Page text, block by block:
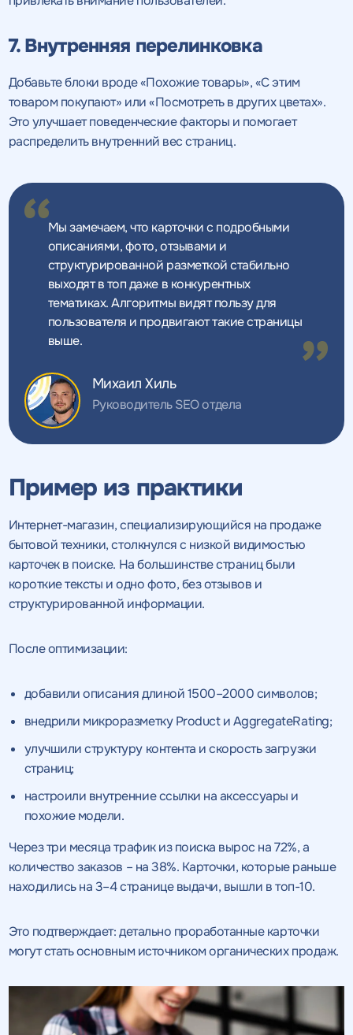
7. Внутренняя перелинковка
Добавьте блоки вроде «Похожие товары», «С этим
товаром покупают» или «Посмотреть в других цветах».
Это улучшает поведенческие факторы и помогает
распределить внутренний вес страниц.
Мы замечаем, что карточки с подробными
описаниями, фото, отзывами и
структурированной разметкой стабильно
выходят в топ даже в конкурентных
тематиках. Алгоритмы видят пользу для
пользователя и продвигают такие страницы
выше.
Михаил Хиль
Руководитель SEO отдела
Пример из практики
Интернет-магазин, специализирующийся на продаже
бытовой техники, столкнулся с низкой видимостью
карточек в поиске. На большинстве страниц были
короткие тексты и одно фото, без отзывов и
структурированной информации.
После оптимизации:
добавили описания длиной 1500–2000 символов;
внедрили микроразметку Product и AggregateRating;
улучшили структуру контента и скорость загрузки
страниц;
настроили внутренние ссылки на аксессуары и
похожие модели.
Через три месяца трафик из поиска вырос на 72%, а
количество заказов – на 38%. Карточки, которые раньше
находились на 3–4 странице выдачи, вышли в топ-10.
Это подтверждает: детально проработанные карточки
могут стать основным источником органических продаж.
Получить
качественный
SEO - аудит
Вместе с аудитом
Отклик на вакансию
Укажите ваш номер телефона и мы свяжемся с
вами в ближайшее время
Воспользоваться
предложением
Укажите ваш номер телефона
соответствующий
интересующему вас